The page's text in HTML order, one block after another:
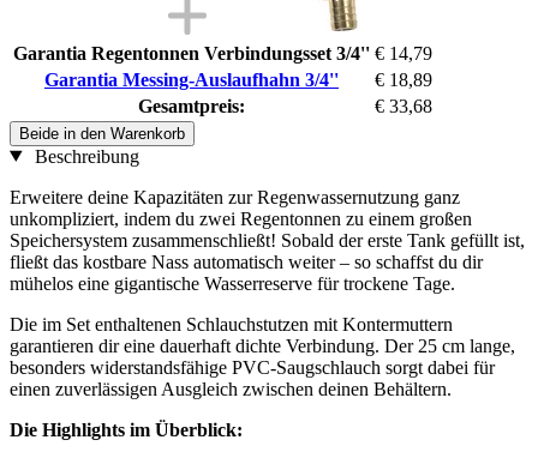
Garantia Regentonnen Verbindungsset 3/4'' € 14,79
Garantia Messing-Auslaufhahn 3/4''
€ 18,89
Gesamtpreis:
€ 33,68
Beide in den Warenkorb
Beschreibung
Erweitere deine Kapazitäten zur Regenwassernutzung ganz
unkompliziert, indem du zwei Regentonnen zu einem großen
Speichersystem zusammenschließt! Sobald der erste Tank gefüllt ist,
fließt das kostbare Nass automatisch weiter – so schaffst du dir
mühelos eine gigantische Wasserreserve für trockene Tage.
Die im Set enthaltenen Schlauchstutzen mit Kontermuttern
garantieren dir eine dauerhaft dichte Verbindung. Der 25 cm lange,
besonders widerstandsfähige PVC-Saugschlauch sorgt dabei für
einen zuverlässigen Ausgleich zwischen deinen Behältern.
Die Highlights im Überblick: